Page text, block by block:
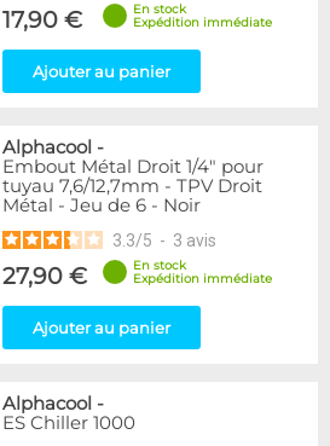
17,90 €
En stock
Expédition immédiate
Ajouter au panier
Alphacool -
Embout Métal Droit 1/4" pour
tuyau 7,6/12,7mm - TPV Droit
Métal - Jeu de 6 - Noir
3.3/5 - 3 avis
27,90 €
En stock
Expédition immédiate
Ajouter au panier
Alphacool -
ES Chiller 1000